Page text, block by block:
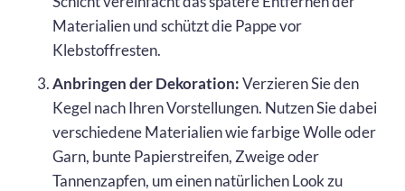
Materialien und schützt die Pappe vor
Klebstoffresten.
Anbringen der Dekoration:Verzieren Sie den
Kegel nach Ihren Vorstellungen. Nutzen Sie dabei
verschiedene Materialien wie farbige Wolle oder
Garn, bunte Papierstreifen, Zweige oder
Tannenzapfen, um einen natürlichen Look zu